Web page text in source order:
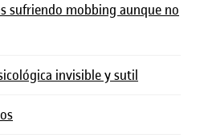
sufriendo mobbing aunque no
invisible y sutil